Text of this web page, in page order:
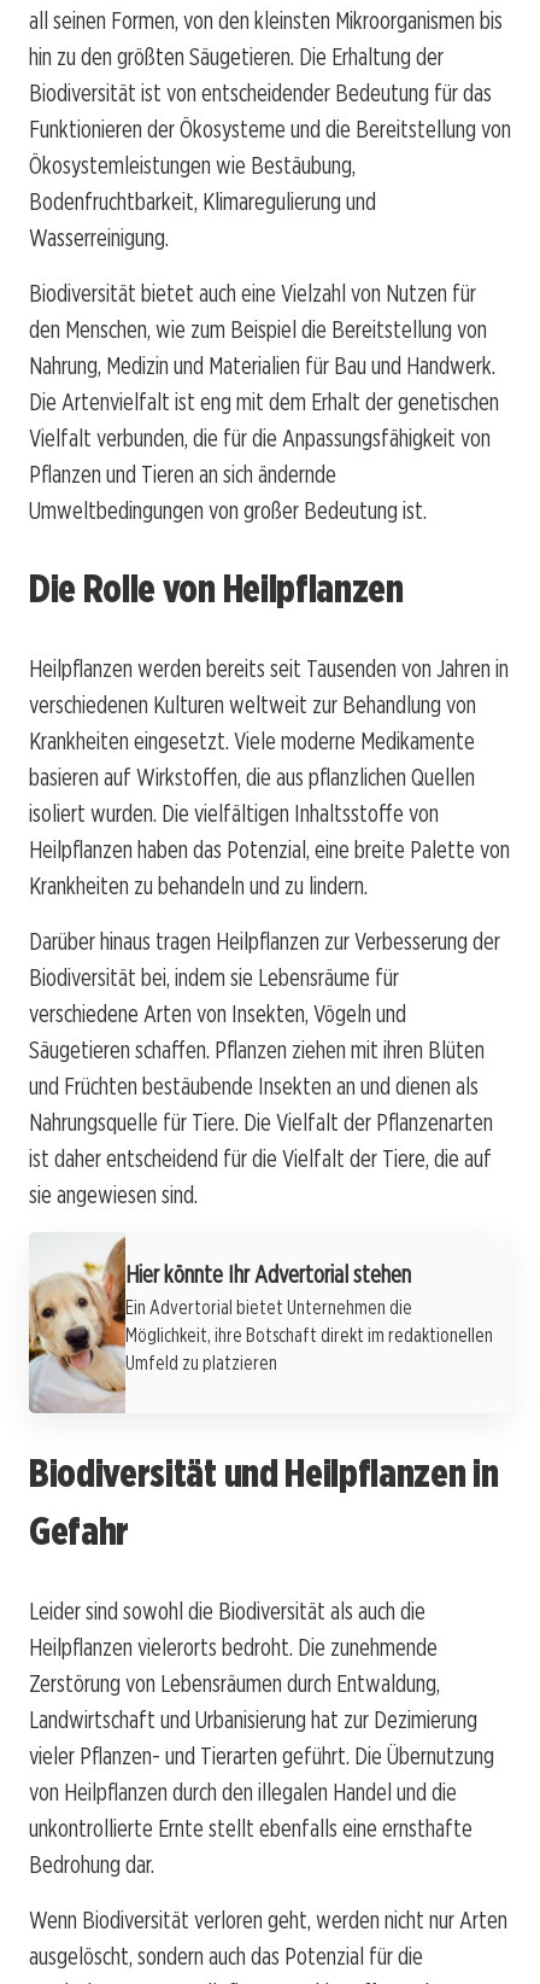
all seinen Formen, von den kleinsten Mikroorganismen bis
hin zu den größten Säugetieren. Die Erhaltung der
Biodiversität ist von entscheidender Bedeutung für das
Funktionieren der Ökosysteme und die Bereitstellung von
Ökosystemleistungen wie Bestäubung,
Bodenfruchtbarkeit, Klimaregulierung und
Wasserreinigung.
Biodiversität bietet auch eine Vielzahl von Nutzen für
den Menschen, wie zum Beispiel die Bereitstellung von
Nahrung, Medizin und Materialien für Bau und Handwerk.
Die Artenvielfalt ist eng mit dem Erhalt der genetischen
Vielfalt verbunden, die für die Anpassungsfähigkeit von
Pflanzen und Tieren an sich ändernde
Umweltbedingungen von großer Bedeutung ist.
Die Rolle von Heilpflanzen
Heilpflanzen werden bereits seit Tausenden von Jahren in
verschiedenen Kulturen weltweit zur Behandlung von
Krankheiten eingesetzt. Viele moderne Medikamente
basieren auf Wirkstoffen, die aus pflanzlichen Quellen
isoliert wurden. Die vielfältigen Inhaltsstoffe von
Heilpflanzen haben das Potenzial, eine breite Palette von
Krankheiten zu behandeln und zu lindern.
Darüber hinaus tragen Heilpflanzen zur Verbesserung der
Biodiversität bei, indem sie Lebensräume für
verschiedene Arten von Insekten, Vögeln und
Säugetieren schaffen. Pflanzen ziehen mit ihren Blüten
und Früchten bestäubende Insekten an und dienen als
Nahrungsquelle für Tiere. Die Vielfalt der Pflanzenarten
ist daher entscheidend für die Vielfalt der Tiere, die auf
sie angewiesen sind.
Hier könnte Ihr Advertorial stehen
Ein Advertorial bietet Unternehmen die
Möglichkeit, ihre Botschaft direkt im redaktionellen
Umfeld zu platzieren
Biodiversität und Heilpflanzen in
Gefahr
Leider sind sowohl die Biodiversität als auch die
Heilpflanzen vielerorts bedroht. Die zunehmende
Zerstörung von Lebensräumen durch Entwaldung,
Landwirtschaft und Urbanisierung hat zur Dezimierung
vieler Pflanzen- und Tierarten geführt. Die Übernutzung
von Heilpflanzen durch den illegalen Handel und die
unkontrollierte Ernte stellt ebenfalls eine ernsthafte
Bedrohung dar.
Wenn Biodiversität verloren geht, werden nicht nur Arten
ausgelöscht, sondern auch das Potenzial für die